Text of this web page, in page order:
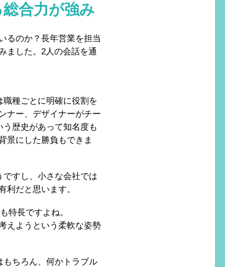
合力が強み
るのか？長年営業を担当
ました。2人の会話を通
種ごとに明確に役割を
ナー、デザイナーがチー
歴史があって知名度も
景にした勝負もできま
すし、小さな会社では
だと思います。
特長ですよね。
えようという柔軟な姿勢
ちろん、何かトラブル